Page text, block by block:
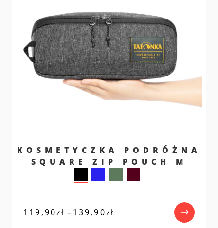
KOSMETYCZKA PODRÓŻNA
SQUARE ZIP POUCH M
119,90zł – 139,90zł